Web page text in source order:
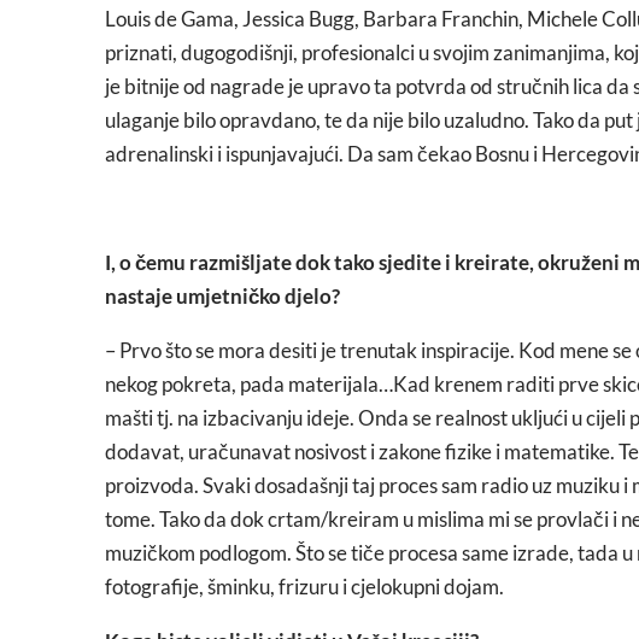
Louis de Gama, Jessica Bugg, Barbara Franchin, Michele
priznati, dugogodišnji, profesionalci u svojim zanimanjima,
je bitnije od nagrade je upravo ta potvrda od stručnih lica da
ulaganje bilo opravdano, te da nije bilo uzaludno. Tako da
adrenalinski i ispunjavajući. Da sam čekao Bosnu i
I, o čemu razmišljate dok tako sjedite i kreirate, okruženi
nastaje umjetničko djelo?
– Prvo što se mora desiti je trenutak inspiracije. Kod mene
nekog pokreta, pada materijala…Kad krenem raditi prve
mašti tj. na izbacivanju ideje. Onda se realnost ukljući u
dodavat, uračunavat nosivost i zakone fizike i matematike.
proizvoda. Svaki dosadašnji taj proces sam radio uz muziku
tome. Tako da dok crtam/kreiram u mislima mi se provlači i
muzičkom podlogom. Što se tiče procesa same izrade, tada
fotografije, šminku, frizuru i cjelokupni dojam.